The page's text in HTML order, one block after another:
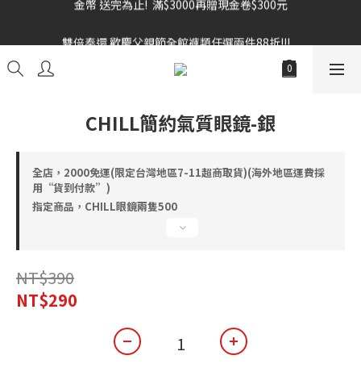
雙倍奉還 歡慶父親節全館褲類任選兩件88折!!!
CHILL簡約氣質眼鏡-銀
全店，2000免運(限定台灣地區7-11超商取貨)(海外地區運費採
用“貨到付款”)
指定商品，CHILL眼鏡兩隻500
NT$390
NT$290